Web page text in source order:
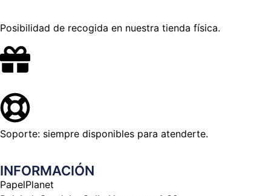
Posibilidad de recogida en nuestra tienda física.
Soporte: siempre disponibles para atenderte.
INFORMACIÓN
PapelPlanet